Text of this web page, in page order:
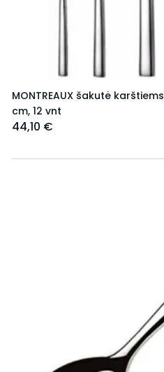
MONTREAUX šakutė
cm, 12 vnt
44,10 €